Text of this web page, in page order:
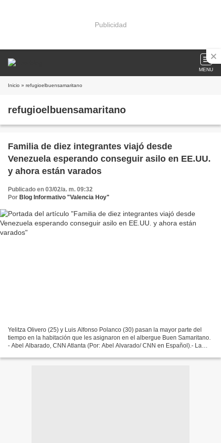
Publicidad
MENU
Inicio » refugioelbuensamaritano
refugioelbuensamaritano
Familia de diez integrantes viajó desde
Venezuela esperando conseguir asilo en EE.UU.
y ahora están varados
Publicado en 03/02/a. m. 09:32
Por Blog Informativo "Valencia Hoy"
Yelitza Olivero (25) y Luis Alfonso Polanco (30) pasan la mayor parte del
tiempo en la habitación que les asignaron en el albergue Buen Samaritano.
- Abel Albarado, CNN Atlanta (Por: Abel Alvarado/ CNN en Español).- La